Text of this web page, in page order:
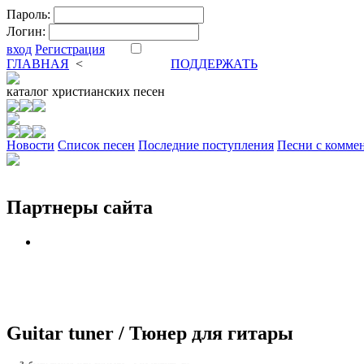
Пароль:
Логин:
вход Регистрация
ГЛАВНАЯ <
ПОДДЕРЖАТЬ
каталог христианских песен
Новости Cписок песен Последние поступления Песни с
Партнеры сайта
Guitar tuner / Тюнер для гитары